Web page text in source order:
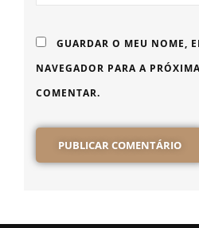
GUARDAR O MEU NOME,
NAVEGADOR PARA A
COMENTAR.